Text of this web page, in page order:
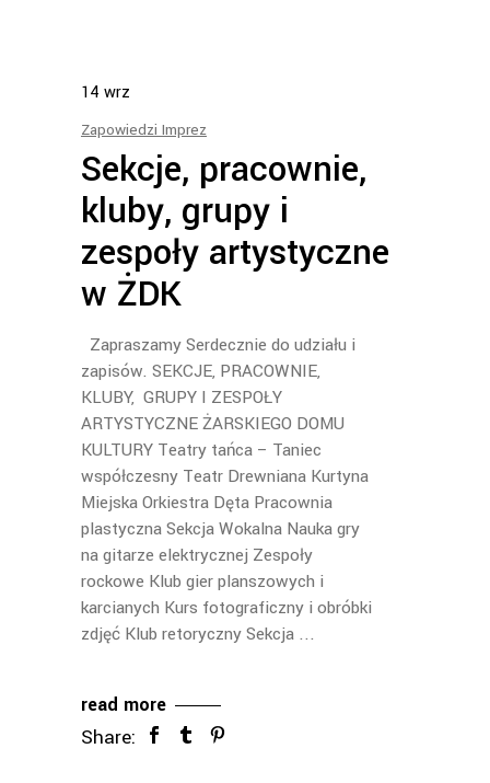
14 wrz
Zapowiedzi Imprez
Sekcje, pracownie,
kluby, grupy i
zespoły artystyczne
w ŻDK
Zapraszamy Serdecznie do udziału i
zapisów. SEKCJE, PRACOWNIE,
KLUBY, GRUPY I ZESPOŁY
ARTYSTYCZNE ŻARSKIEGO DOMU
KULTURY Teatry tańca – Taniec
współczesny Teatr Drewniana Kurtyna
Miejska Orkiestra Dęta Pracownia
plastyczna Sekcja Wokalna Nauka gry
na gitarze elektrycznej Zespoły
rockowe Klub gier planszowych i
karcianych Kurs fotograficzny i obróbki
zdjęć Klub retoryczny Sekcja
read more
Share: